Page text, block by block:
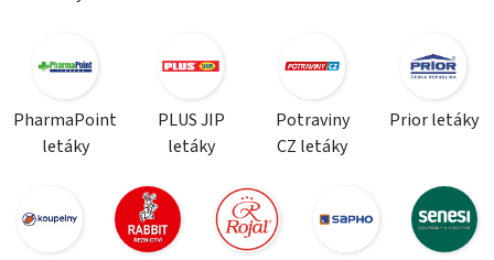
PharmaPoint
letáky
PLUS JIP
letáky
Potraviny
CZ letáky
Prior letáky